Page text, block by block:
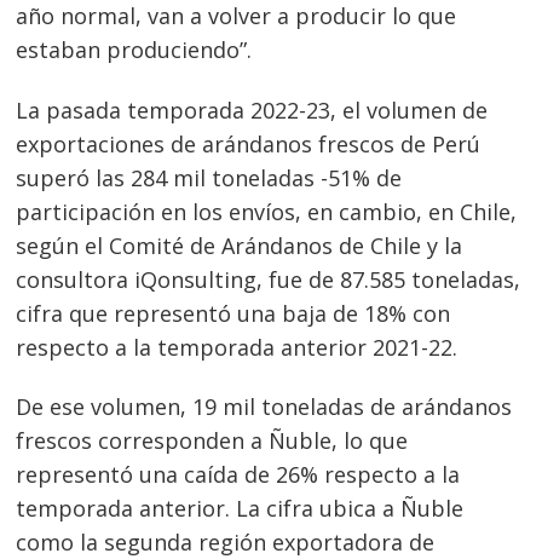
año normal, van a volver a producir lo que
estaban produciendo”.
La pasada temporada 2022-23, el volumen de
exportaciones de arándanos frescos de Perú
superó las 284 mil toneladas -51% de
participación en los envíos, en cambio, en Chile,
según el Comité de Arándanos de Chile y la
consultora iQonsulting, fue de 87.585 toneladas,
cifra que representó una baja de 18% con
respecto a la temporada anterior 2021-22.
De ese volumen, 19 mil toneladas de arándanos
frescos corresponden a Ñuble, lo que
representó una caída de 26% respecto a la
temporada anterior. La cifra ubica a Ñuble
como la segunda región exportadora de